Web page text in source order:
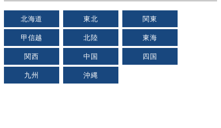
北海道 東北 関東
甲信越 北陸 東海
関西 中国 四国
九州 沖縄